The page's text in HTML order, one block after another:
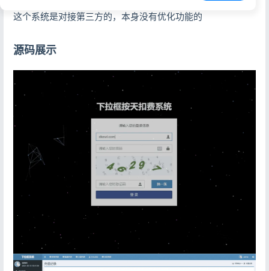
这个系统是对接第三方的，本身没有优化功能的
源码展示